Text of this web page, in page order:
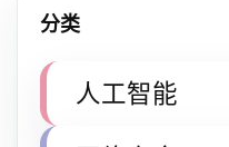
分类
人工智能